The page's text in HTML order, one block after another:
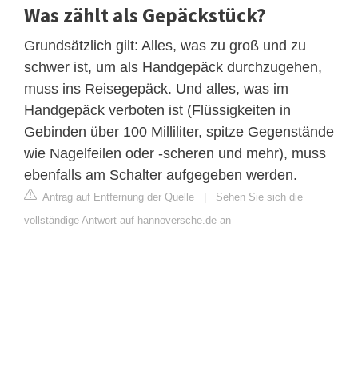
Was zählt als Gepäckstück?
Grundsätzlich gilt: Alles, was zu groß und zu
schwer ist, um als Handgepäck durchzugehen,
muss ins Reisegepäck. Und alles, was im
Handgepäck verboten ist (Flüssigkeiten in
Gebinden über 100 Milliliter, spitze Gegenstände
wie Nagelfeilen oder -scheren und mehr), muss
ebenfalls am Schalter aufgegeben werden.
Antrag auf Entfernung der Quelle
Sehen Sie sich die
vollständige Antwort auf hannoversche.de an